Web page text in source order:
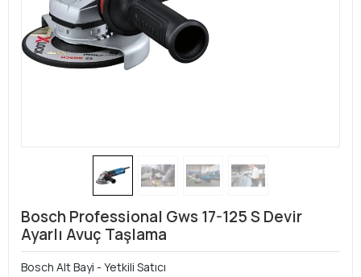
Bosch Professional Gws 17-125 S Devir
Ayarlı Avuç Taşlama
Bosch Alt Bayi - Yetkili Satıcı